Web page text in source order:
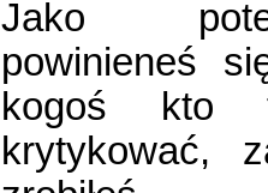
Jako
powinieneś
kogoś kto
krytykować,